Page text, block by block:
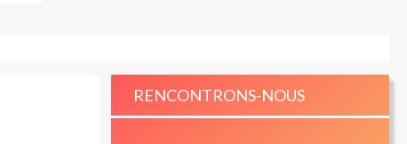
RENCONTRONS-NOUS